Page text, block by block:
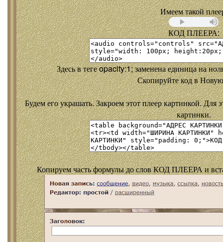
Имеем такой
КОД ПЛЕЕРА:
Здесь в теге opacity:1; заменена единица на
Скопируйте код в
Будем его украшать. Закроем этот плеер картинкой. Для
картинки.
Копируем часть формулы до слов КОД ПЛЕЕРА и